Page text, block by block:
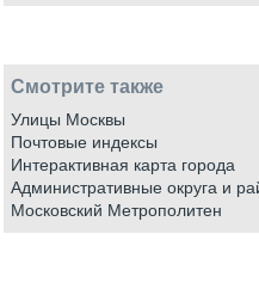
Смотрите также
Улицы Москвы
Почтовые индексы
Интерактивная карта города
Административные округа и
Московский Метрополитен